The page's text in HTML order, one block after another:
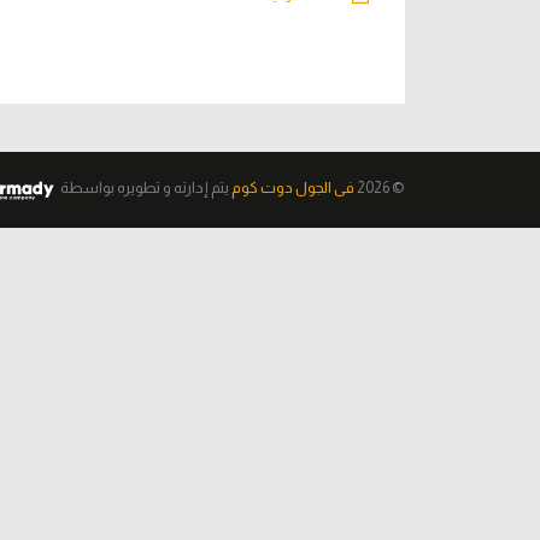
© 2026 فى الجول دوت كوم يتم إدارته و تطويره بواسطة